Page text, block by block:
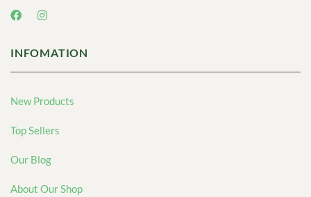
INFOMATION
New Products
Top Sellers
Our Blog
About Our Shop